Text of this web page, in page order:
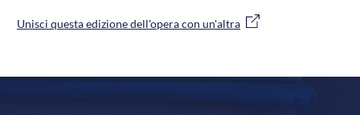
Unisci questa edizione dell'opera con un'altra